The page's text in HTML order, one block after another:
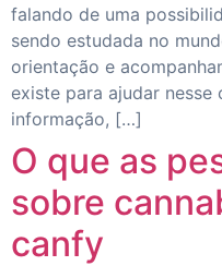
falando de uma
sendo estudada no
orientação e
existe para ajudar nesse
informação, […]
O que as
sobre
canfy